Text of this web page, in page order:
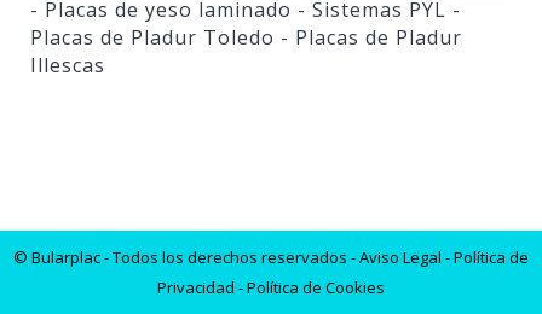
- Placas de yeso laminado - Sistemas PYL -
Placas de Pladur Toledo - Placas de Pladur
Illescas
© Bularplac - Todos los derechos reservados -Aviso Legal - Política de
Privacidad - Política de Cookies